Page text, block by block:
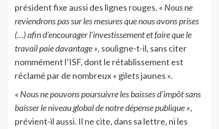
président fixe aussi des lignes rouges. « Nous ne
reviendrons pas sur les mesures que nous avons prises
(…) afin d’encourager l’investissement et faire que le
travail paie davantage », souligne-t-il, sans citer
nommément l’ISF, dont le rétablissement est
réclamé par de nombreux « gilets jaunes ».
« Nous ne pouvons poursuivre les baisses d’impôt sans
baisser le niveau global de notre dépense publique »,
prévient-il aussi. Il ne cite, dans sa lettre, ni les